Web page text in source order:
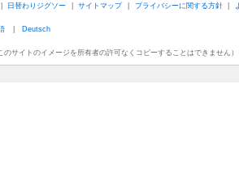
| 日替わりジグソー | サイトマップ | プライバシーに関する方針 |
| Deutsch
イトのイメージを所有者の許可なくコピーすることはできません）